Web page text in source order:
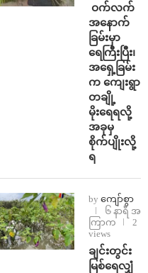
⁩ ⁨ဝက်လက်
အနောက်
ခြမ်းမှာ
ရေကြီးပြီး၊
အရှေ့ခြမ်း
က ကျေးရွာ
တချို့
မိုးရေရလို့
အခုမှ
စိုက်ပျိုးလို့
ရ
by ကျော်စွာ
၆ နာရီ အ
ကြာက
2
views
ချင်းတွင်း
မြစ်ရေလျှံ